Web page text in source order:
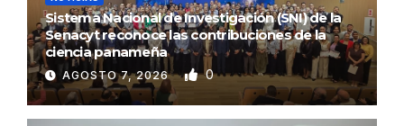
Sistema Nacional de Investigación (SNI) de la
Senacyt reconoce las contribuciones de la
ciencia panameña
AGOSTO 7, 2026 0